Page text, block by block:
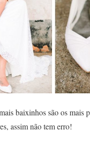
baixinhos são os mais
assim não tem erro!